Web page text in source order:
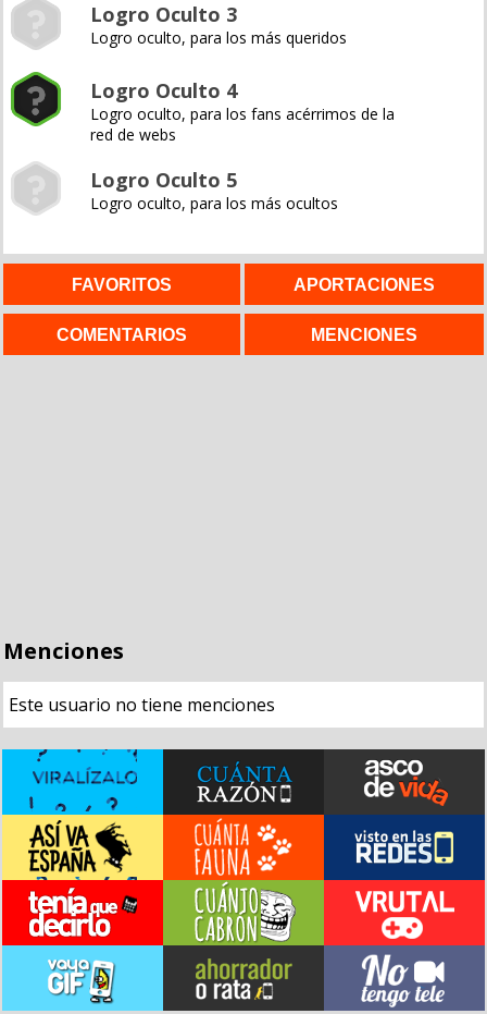
Logro Oculto 3
Logro oculto, para los más queridos
Logro Oculto 4
Logro oculto, para los fans acérrimos de la
red de webs
Logro Oculto 5
Logro oculto, para los más ocultos
FAVORITOS APORTACIONES
COMENTARIOS MENCIONES
Menciones
Este usuario no tiene menciones